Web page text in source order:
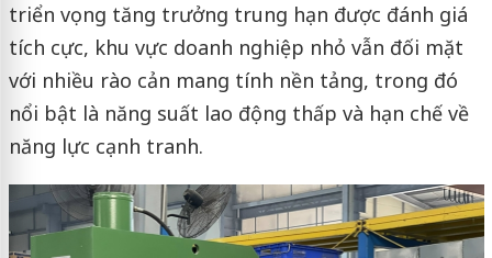
triển vọng tăng trưởng trung hạn được đánh giá
tích cực, khu vực doanh nghiệp nhỏ vẫn đối mặt
với nhiều rào cản mang tính nền tảng, trong đó
nổi bật là năng suất lao động thấp và hạn chế về
năng lực cạnh tranh.